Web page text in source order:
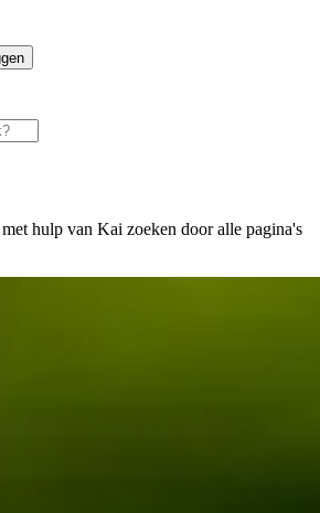
hulp van Kai zoeken door alle pagina's